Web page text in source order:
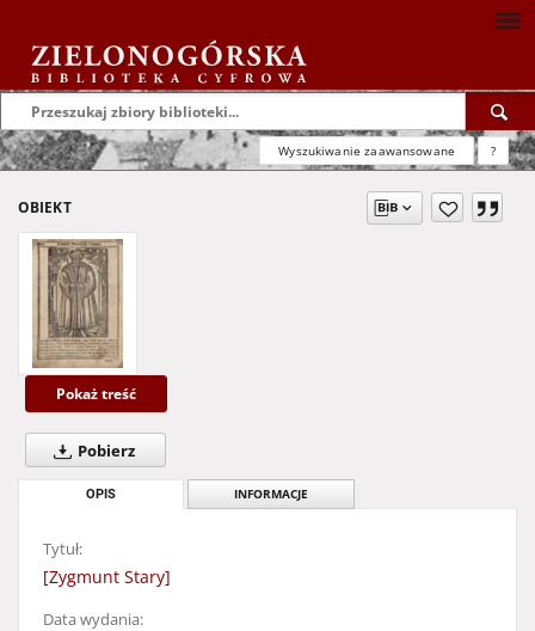
Wyszukiwanie zaawansowane ?
OBIEKT
Pokaż treść
Pobierz
OPIS INFORMACJE
Tytuł:
[Zygmunt Stary]
Data wydania: